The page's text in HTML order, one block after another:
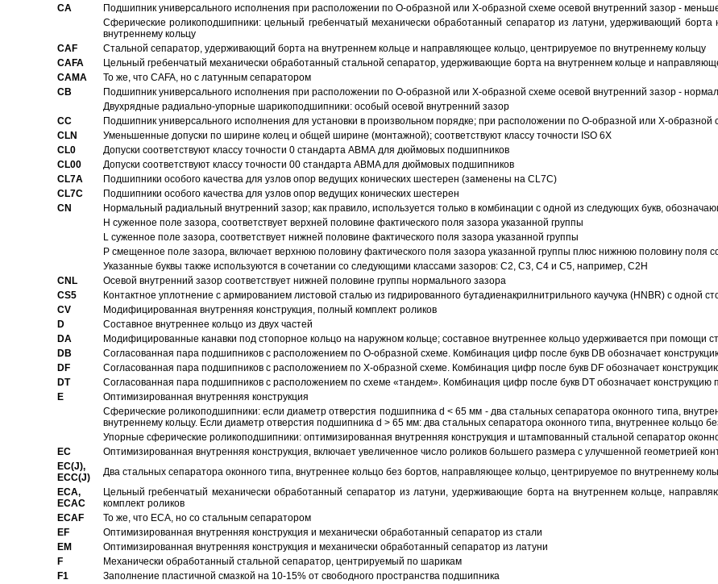
CA
Подшипник универсального исполнения при расположении по О-образной или Х-образной схеме осевой внутренний зазор -
Сферические роликоподшипники: цельный гребенчатый механически обработанный сепаратор из латуни, удерживающий
внутреннему кольцу
CAF
Стальной сепаратор, удерживающий борта на внутреннем кольце и направляющее кольцо, центрируемое по внутреннему кольцу
CAFA
Цельный гребенчатый механически обработанный стальной сепаратор, удерживающие борта на внутреннем кольце и
CAMA
То же, что CAFA, но с латунным сепаратором
CB
Подшипник универсального исполнения при расположении по О-образной или Х-образной схеме осевой внутренний зазор -
Двухрядные радиально-упорные шарикоподшипники: особый осевой внутренний зазор
CC
Подшипник универсального исполнения для установки в произвольном порядке; при расположении по О-образной или Х-
CLN
Уменьшенные допуски по ширине колец и общей ширине (монтажной); соответствуют классу точности ISO 6X
CL0
Допуски соответствуют классу точности 0 стандарта АВМА для дюймовых подшипников
CL00
Допуски соответствуют классу точности 00 стандарта ABMA для дюймовых подшипников
CL7A
Подшипники особого качества для узлов опор ведущих конических шестерен (заменены на CL7C)
CL7C
Подшипники особого качества для узлов опор ведущих конических шестерен
CN
Hормальный радиальный внутренний зазор; как правило, используется только в комбинации с одной из следующих букв,
H суженное поле зазора, соответствует верхней половине фактического поля зазора указанной группы
L суженное поле зазора, соответствует нижней половине фактического поля зазора указанной группы
P смещенное поле зазора, включает верхнюю половину фактического поля зазора указанной группы плюс нижнюю половину поля
Указанные буквы также используются в сочетании со следующими классами зазоров: С2, C3, С4 и С5, например, С2Н
CNL
Осевой внутренний зазор соответствует нижней половине группы нормального зазора
CS5
Контактное уплотнение с армированием листовой сталью из гидрированного бутадиенакрилнитрильного каучука (HNBR) с одной
CV
Модифицированная внутренняя конструкция, полный комплект роликов
D
Составное внутреннее кольцо из двух частей
DA
Модифицированные канавки под стопорное кольцо на наружном кольце; составное внутреннее кольцо удерживается при помощи
DB
Согласованная пара подшипников с расположением по О-образной схеме. Комбинация цифр после букв DB обозначает
DF
Согласованная пара подшипников с расположением по Х-образной схеме. Комбинация цифр после букв DF обозначает
DT
Согласованная пара подшипников с расположением по схеме «тандем». Комбинация цифр после букв DT обозначает конструкцию
E
Оптимизированная внутренняя конструкция
Сферические роликоподшипники: если диаметр отверстия подшипника d < 65 мм - два стальных сепаратора оконного типа,
внутреннему кольцу. Если диаметр отверстия подшипника d > 65 мм: два стальных сепаратора оконного типа, внутреннее кольцо
Упорные сферические роликоподшипники: оптимизированная внутренняя конструкция и штампованный стальной сепаратор
EC
Oптимизированная внутренняя конструкция, включает увеличенное число роликов большего размера с улучшенной геометрией
EC(J),
ECC(J)
Два стальных сепаратора оконного типа, внутреннее кольцо без бортов, направляющее кольцо, центрируемое по внутреннему
ECA,
ECAC
Цельный гребенчатый механически обработанный сепаратор из латуни, удерживающие борта на внутреннем кольце,
комплект роликов
ECAF
То же, что ECA, но со стальным сепаратором
EF
Оптимизированная внутренняя конструкция и механически обработанный сепаратор из стали
EM
Оптимизированная внутренняя конструкция и механически обработанный сепаратор из латуни
F
Механически обработанный стальной сепаратор, центрируемый по шарикам
F1
Заполнение пластичной смазкой на 10-15% от свободного пространства подшипника